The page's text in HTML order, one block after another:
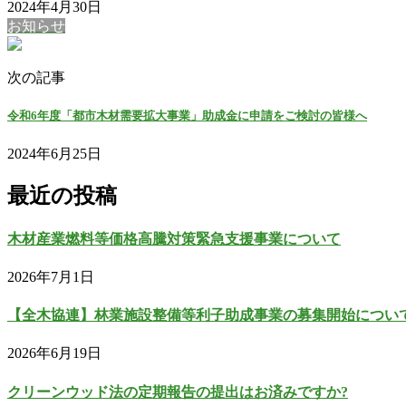
2024年4月30日
お知らせ
次の記事
令和6年度「都市木材需要拡大事業」助成金に申請をご検討の皆様へ
2024年6月25日
最近の投稿
木材産業燃料等価格高騰対策緊急支援事業について
2026年7月1日
【全木協連】林業施設整備等利子助成事業の募集開始につい
2026年6月19日
クリーンウッド法の定期報告の提出はお済みですか?